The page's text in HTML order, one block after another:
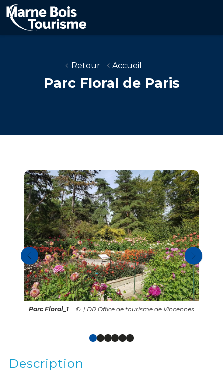
Aller
au
contenu
principal
Retour Accueil
Parc Floral de Paris
Parc Floral_1 | DR Office de tourisme de Vincennes
Description